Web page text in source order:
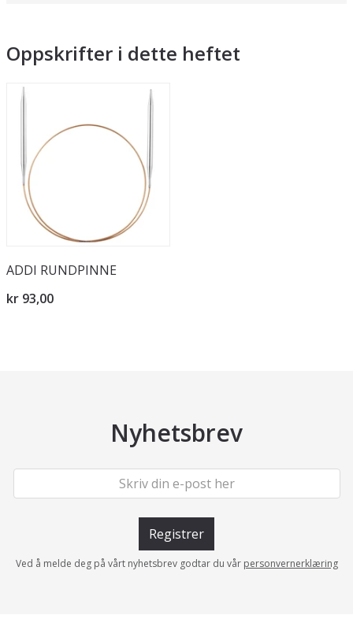
Oppskrifter i dette heftet
ADDI RUNDPINNE
kr 93,00
Nyhetsbrev
Registrer
Ved å melde deg på vårt nyhetsbrev godtar du vår personvernerklæring